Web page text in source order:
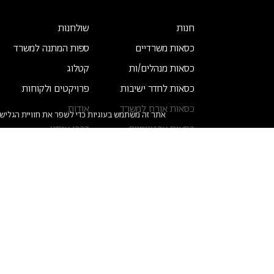
אתר זה משתמש בעוגיות כדי לשפר את חוויית
חנות
כסאות משרדיים
כסאות מנהלים/ות
כסאות לחדר ישיבות
כסאות אורח למשרד
כסאות ארגונומיים
שולחנות
ספות המתנה למשרד
קטלוג
פרויקטים ולקוחות
אודות
דברו איתנו